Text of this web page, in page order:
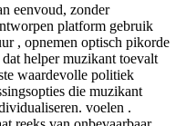
eenvoud, zonder
platform gebruik
, opnemen optisch pikorde
helper muzikant toevalt
waardevolle politiek
die muzikant
voelen .